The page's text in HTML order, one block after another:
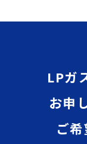
LPガ
お申
ご